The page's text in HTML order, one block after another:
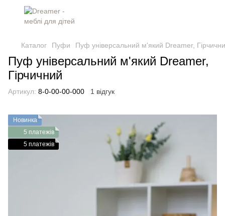
Каталог Пуфи Пуф універсальний м'який Dreamer,
Пуф універсальний м'який Dreamer,
Гірчичний
Артикул: 8-0-00-00-000 1 відгук
Новинка
5 платежів
5 платежів